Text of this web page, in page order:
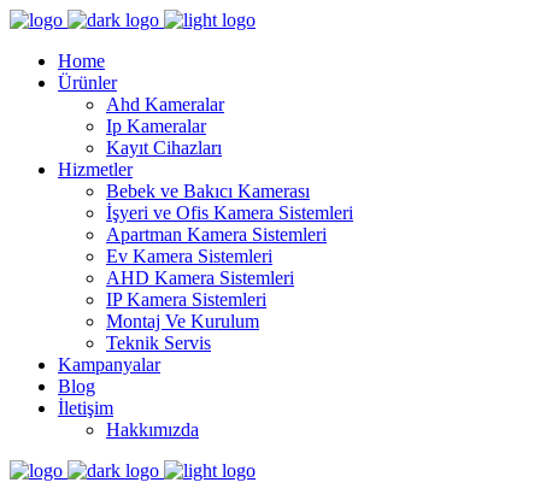
Home
Ürünler
Ahd Kameralar
Ip Kameralar
Kayıt Cihazları
Hizmetler
Bebek ve Bakıcı Kamerası
İşyeri ve Ofis Kamera Sistemleri
Apartman Kamera Sistemleri
Ev Kamera Sistemleri
AHD Kamera Sistemleri
IP Kamera Sistemleri
Montaj Ve Kurulum
Teknik Servis
Kampanyalar
Blog
İletişim
Hakkımızda